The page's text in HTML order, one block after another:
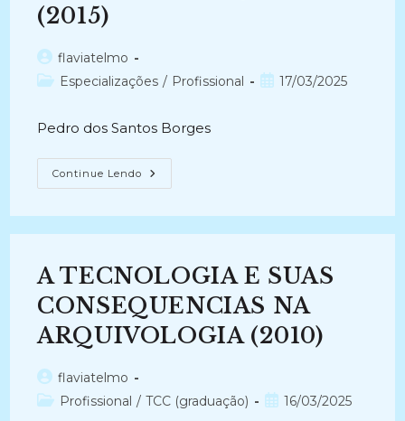
(2015)
Autor
do
flaviatelmo
Categoria
Especializações / Profissional
Post17/03/2025
Pedro dos Santos Borges
Continue Lendo SISTEMAS
E
NO
GESTÃO
ELETRÔNICA
DE
DOCUMENTOS
E
A
E
A TECNOLOGIA E SUAS
CONSEQUENCIAS NA
ARQUIVOLOGIA (2010)
Autor
do
flaviatelmo
Categoria
Profissional / TCC (graduação)
Post16/03/2025